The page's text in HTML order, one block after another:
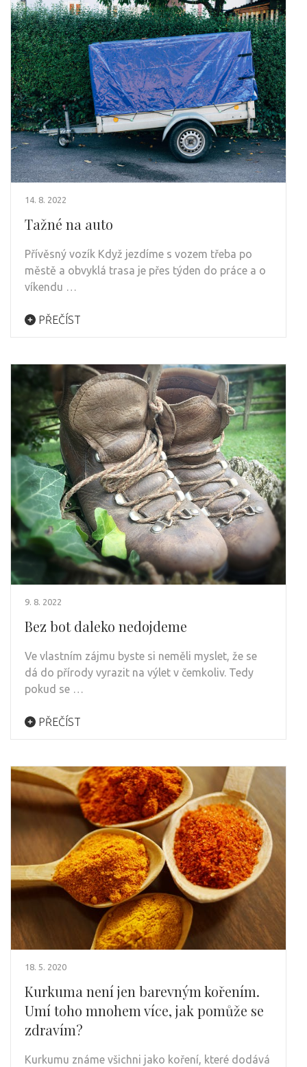
14. 8. 2022
Tažné na auto
Přívěsný vozík Když jezdíme s vozem třeba po
městě a obvyklá trasa je přes týden do práce a o
víkendu …
PŘEČÍST
9. 8. 2022
Bez bot daleko nedojdeme
Ve vlastním zájmu byste si neměli myslet, že se
dá do přírody vyrazit na výlet v čemkoliv. Tedy
pokud se …
PŘEČÍST
18. 5. 2020
Kurkuma není jen barevným kořením.
Umí toho mnohem více, jak pomůže se
zdravím?
Kurkumu známe všichni jako koření, které dodává